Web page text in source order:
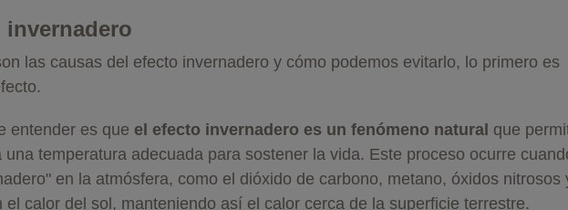
invernadero
las causas del efecto invernadero y cómo podemos evitarlo, lo primero es
entender es que el efecto invernadero es un fenómeno natural que
una temperatura adecuada para sostener la vida. Este proceso ocurre
en la atmósfera, como el dióxido de carbono, metano, óxidos nitrosos
el calor del sol, manteniendo así el calor cerca de la superficie terrestre.